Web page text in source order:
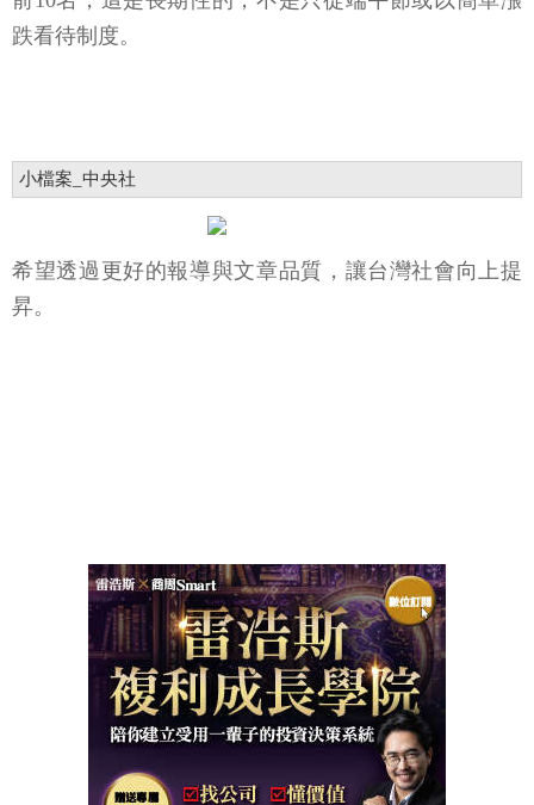
跌看待制度。
小檔案_中央社
希望透過更好的報導與文章品質，讓台灣社會向上提
昇。